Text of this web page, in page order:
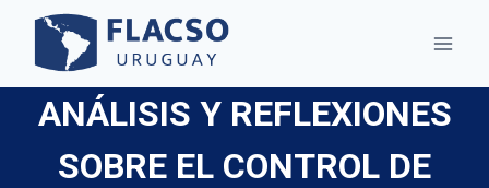
Saltar
contenido
ANÁLISIS Y REFLEXIONES
SOBRE EL CONTROL DE